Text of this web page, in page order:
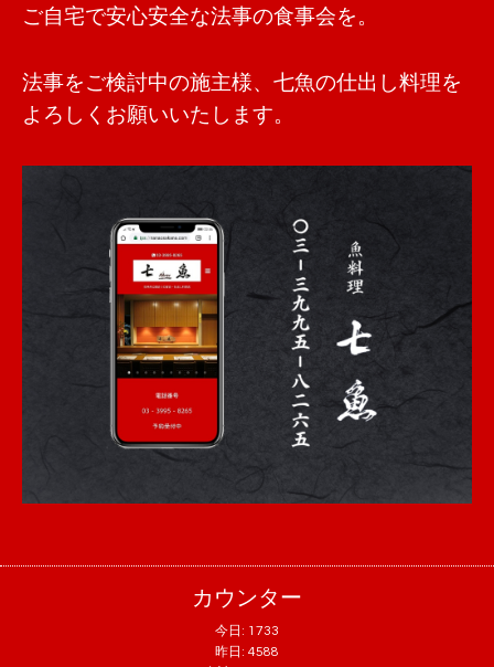
ご自宅で安心安全な法事の食事会を。
法事をご検討中の施主様、七魚の仕出し料理を
よろしくお願いいたします。
カウンター
今日: 1733
昨日: 4588